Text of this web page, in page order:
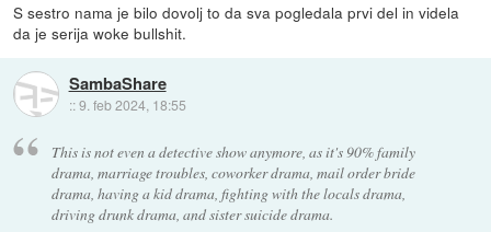
S sestro nama je bilo dovolj to da sva pogledala prvi del in videla
da je serija woke bullshit.
SambaShare
::9. feb 2024, 18:55
This is not even a detective show anymore, as it's 90% family
drama, marriage troubles, coworker drama, mail order bride
drama, having a kid drama, fighting with the locals drama,
driving drunk drama, and sister suicide drama.